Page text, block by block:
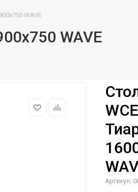
WAVE
WAVE
Артикул: